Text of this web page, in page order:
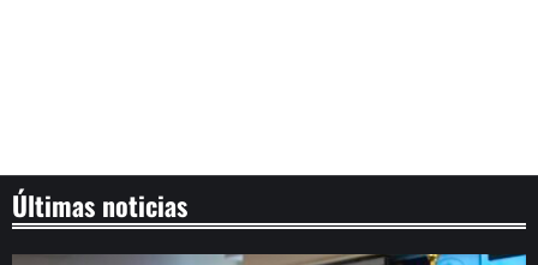
Últimas noticias